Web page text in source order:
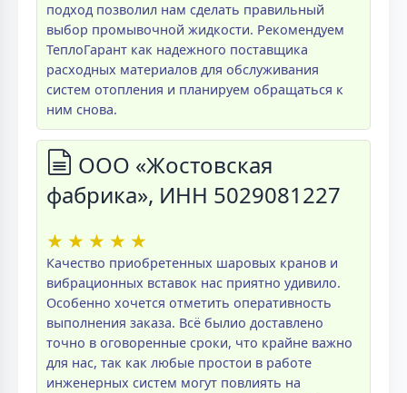
подход позволил нам сделать правильный
выбор промывочной жидкости. Рекомендуем
ТеплоГарант как надежного поставщика
расходных материалов для обслуживания
систем отопления и планируем обращаться к
ним снова.
ООО «Жостовская
фабрика», ИНН 5029081227
★ ★ ★ ★ ★
Качество приобретенных шаровых кранов и
вибрационных вставок нас приятно удивило.
Особенно хочется отметить оперативность
выполнения заказа. Всё былио доставлено
точно в оговоренные сроки, что крайне важно
для нас, так как любые простои в работе
инженерных систем могут повлиять на